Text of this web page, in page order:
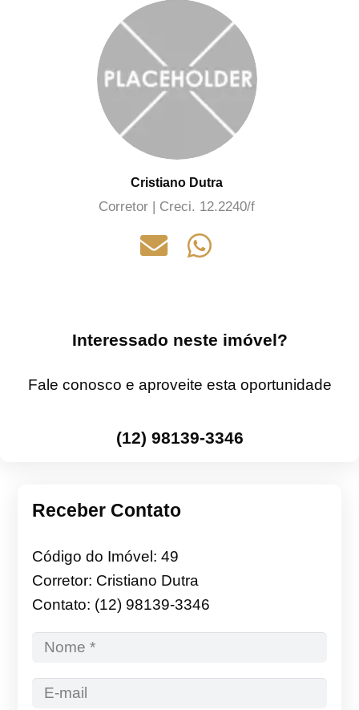
Cristiano Dutra
Corretor | Creci. 12.2240/f
Interessado neste imóvel?
Fale conosco e aproveite esta oportunidade
(12) 98139-3346
Receber Contato
Código do Imóvel: 49
Corretor: Cristiano Dutra
Contato: (12) 98139-3346